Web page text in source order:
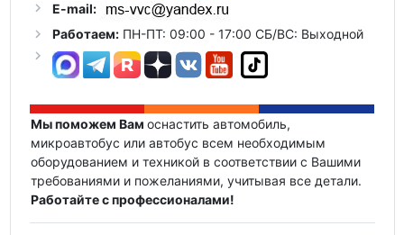
E-mail:
Работаем:ПН-ПТ: 09:00 - 17:00 СБ/ВС: Выходной
Мы поможем Вам оснастить автомобиль,
микроавтобус или автобус всем необходимым
оборудованием и техникой в соответствии с Вашими
требованиями и пожеланиями, учитывая все детали.
Работайте с профессионалами!